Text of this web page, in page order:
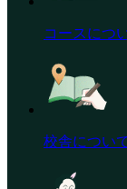
コースにつ
校舎につい